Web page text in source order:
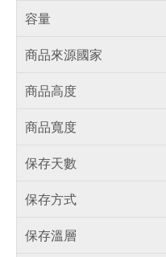
容量
商品來源國家
商品高度
商品寬度
保存天數
保存方式
保存溫層